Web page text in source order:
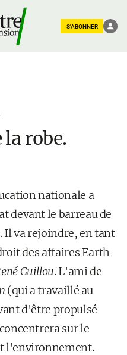
S'ABONNER
robe.
nationale a
devant le barreau de
Il va rejoindre, en tant
des affaires Earth
Guillou. L'ami de
(qui a travaillé au
d'être propulsé
sur le
l'environnement.